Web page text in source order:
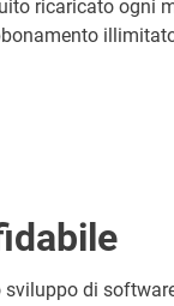
ricaricato ogni
di